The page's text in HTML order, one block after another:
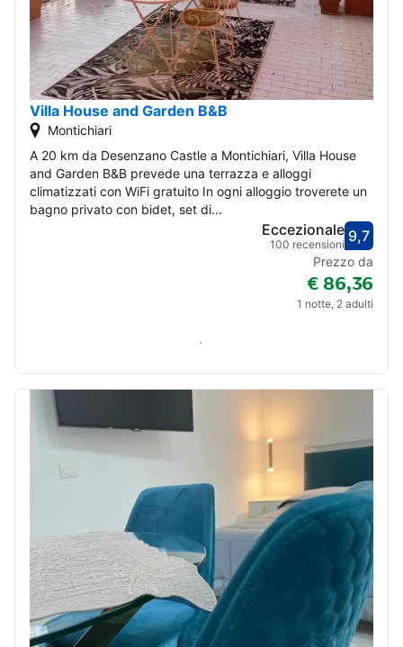
Villa House and Garden B&B
Montichiari
A 20 km da Desenzano Castle a Montichiari, Villa House
and Garden B&B prevede una terrazza e alloggi
climatizzati con WiFi gratuito In ogni alloggio troverete un
bagno privato con bidet, set di...
9,7
Eccezionale
100 recensioni
Prezzo da
€ 86,36
1 notte, 2 adulti
Verifica disponibilità